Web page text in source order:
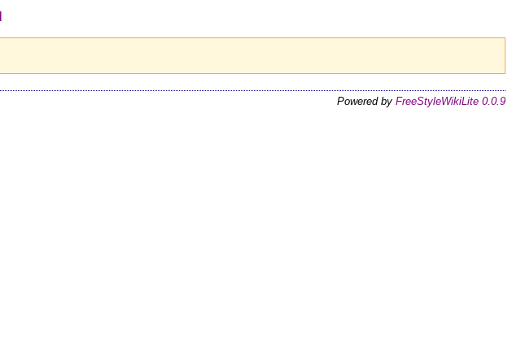
Powered by FreeStyleWikiLite 0.0.9